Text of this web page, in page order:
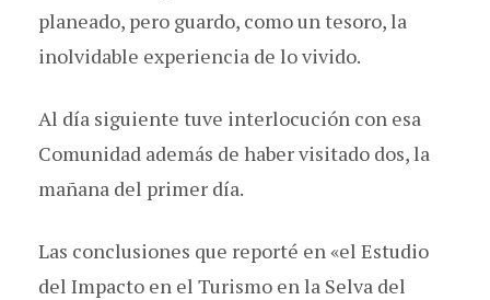
planeado, pero guardo, como un tesoro, la
inolvidable experiencia de lo vivido.
Al día siguiente tuve interlocución con esa
Comunidad además de haber visitado dos, la
mañana del primer día.
Las conclusiones que reporté en «el Estudio
del Impacto en el Turismo en la Selva del